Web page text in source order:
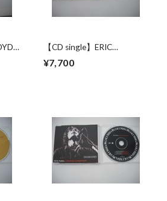
/
【CD single】ERIC
DARKNESS (6track)
¥7,700